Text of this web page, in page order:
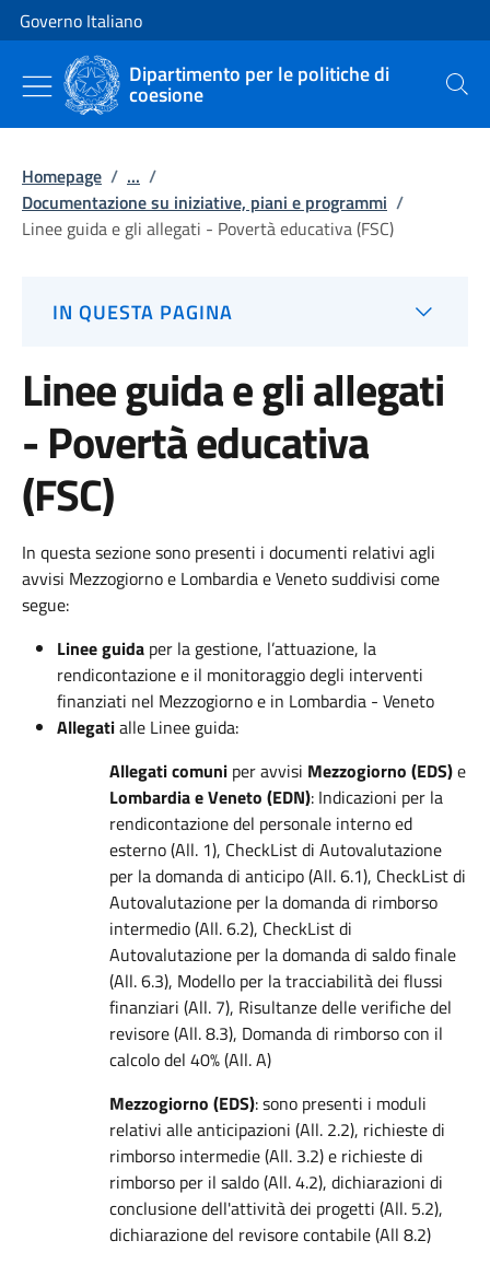
Vai al contenuto
Vai alla navigazione del sito
Governo Italiano
Dipartimento per le politiche di
coesione Cerca
Homepage / ... /
Documentazione su iniziative, piani e programmi /
Linee guida e gli allegati - Povertà educativa (FSC)
IN QUESTA PAGINA
Linee guida e gli allegati
- Povertà educativa
(FSC)
In questa sezione sono presenti i documenti relativi agli
avvisi Mezzogiorno e Lombardia e Veneto suddivisi come
segue:
Linee guida per la gestione, l’attuazione, la
rendicontazione e il monitoraggio degli interventi
finanziati nel Mezzogiorno e in Lombardia - Veneto
Allegatialle Linee guida:
Allegati comuni per avvisi Mezzogiorno (EDS)e
Lombardia e Veneto (EDN): Indicazioni per la
rendicontazione del personale interno ed
esterno (All. 1), CheckList di Autovalutazione
per la domanda di anticipo (All. 6.1), CheckList di
Autovalutazione per la domanda di rimborso
intermedio (All. 6.2), CheckList di
Autovalutazione per la domanda di saldo finale
(All. 6.3), Modello per la tracciabilità dei flussi
finanziari (All. 7), Risultanze delle verifiche del
revisore (All. 8.3), Domanda di rimborso con il
calcolo del 40% (All. A)
Mezzogiorno (EDS): sono presenti i moduli
relativi alle anticipazioni (All. 2.2), richieste di
rimborso intermedie (All. 3.2) e richieste di
rimborso per il saldo (All. 4.2), dichiarazioni di
conclusione dell'attività dei progetti (All. 5.2),
dichiarazione del revisore contabile (All 8.2)